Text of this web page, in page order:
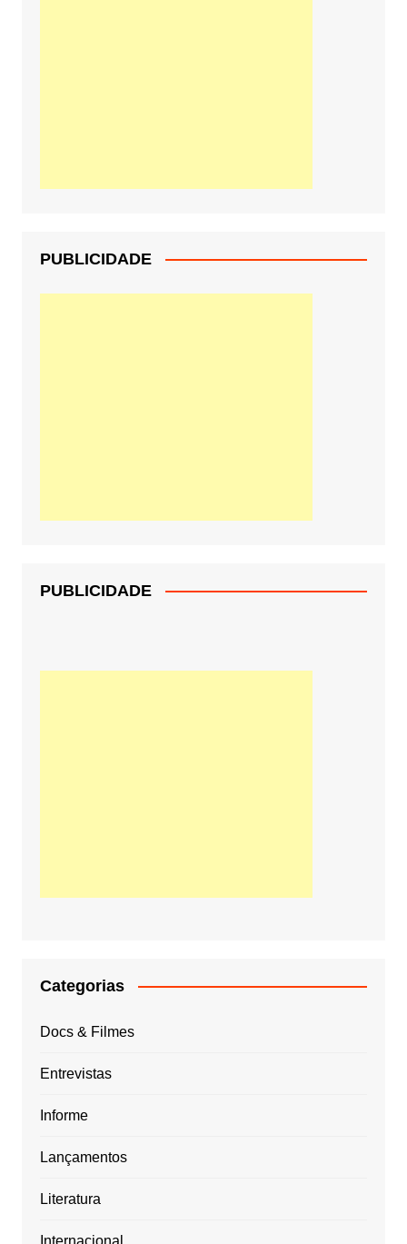
PUBLICIDADE
PUBLICIDADE
Categorias
Docs & Filmes
Entrevistas
Informe
Lançamentos
Literatura
Internacional